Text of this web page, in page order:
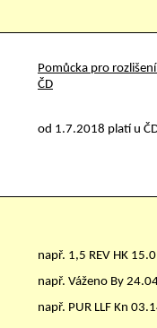
Pomůcka pro
ČD
od 1.7.2018 platí u
např. 1,5 REV HK
např. Váženo By
např. PUR LLF Kn